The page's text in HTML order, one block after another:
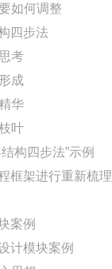
如何调整
四步法
考
成
华
叶
构四步法”示例
框架进行重新梳理
案例
计模块案例